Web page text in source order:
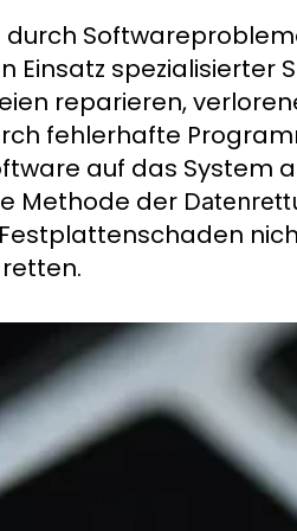
Einsatz spezialisierter
reparieren,
fehlerhafte
auf das System
Methode der